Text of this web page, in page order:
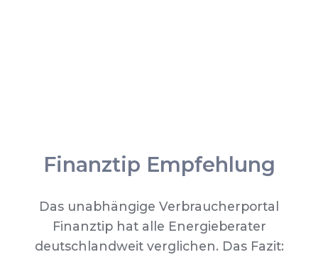
Finanztip Empfehlung
Das unabhängige Verbraucherportal
Finanztip hat alle Energieberater
deutschlandweit verglichen. Das Fazit: